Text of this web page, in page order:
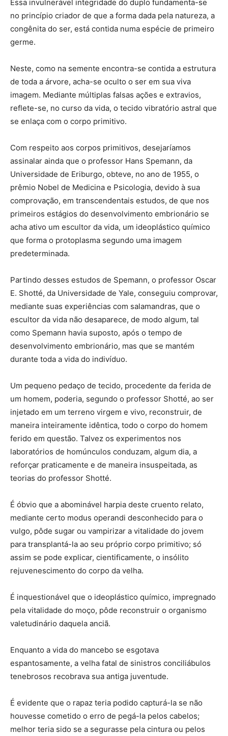
Essa invulnerável integridade do duplo fundamenta-se
no princípio criador de que a forma dada pela natureza, a
congênita do ser, está contida numa espécie de primeiro
germe.
Neste, como na semente encontra-se contida a estrutura
de toda a árvore, acha-se oculto o ser em sua viva
imagem. Mediante múltiplas falsas ações e extravios,
reflete-se, no curso da vida, o tecido vibratório astral que
se enlaça com o corpo primitivo.
Com respeito aos corpos primitivos, desejaríamos
assinalar ainda que o professor Hans Spemann, da
Universidade de Eriburgo, obteve, no ano de 1955, o
prêmio Nobel de Medicina e Psicologia, devido à sua
comprovação, em transcendentais estudos, de que nos
primeiros estágios do desenvolvimento embrionário se
acha ativo um escultor da vida, um ideoplástico químico
que forma o protoplasma segundo uma imagem
predeterminada.
Partindo desses estudos de Spemann, o professor Oscar
E. Shotté, da Universidade de Yale, conseguiu comprovar,
mediante suas experiências com salamandras, que o
escultor da vida não desaparece, de modo algum, tal
como Spemann havia suposto, após o tempo de
desenvolvimento embrionário, mas que se mantém
durante toda a vida do indivíduo.
Um pequeno pedaço de tecido, procedente da ferida de
um homem, poderia, segundo o professor Shotté, ao ser
injetado em um terreno virgem e vivo, reconstruir, de
maneira inteiramente idêntica, todo o corpo do homem
ferido em questão. Talvez os experimentos nos
laboratórios de homúnculos conduzam, algum dia, a
reforçar praticamente e de maneira insuspeitada, as
teorias do professor Shotté.
É óbvio que a abominável harpia deste cruento relato,
mediante certo modus operandi desconhecido para o
vulgo, pôde sugar ou vampirizar a vitalidade do jovem
para transplantá-la ao seu próprio corpo primitivo; só
assim se pode explicar, cientificamente, o insólito
rejuvenescimento do corpo da velha.
É inquestionável que o ideoplástico químico, impregnado
pela vitalidade do moço, pôde reconstruir o organismo
valetudinário daquela anciã.
Enquanto a vida do mancebo se esgotava
espantosamente, a velha fatal de sinistros conciliábulos
tenebrosos recobrava sua antiga juventude.
É evidente que o rapaz teria podido capturá-la se não
houvesse cometido o erro de pegá-la pelos cabelos;
melhor teria sido se a segurasse pela cintura ou pelos